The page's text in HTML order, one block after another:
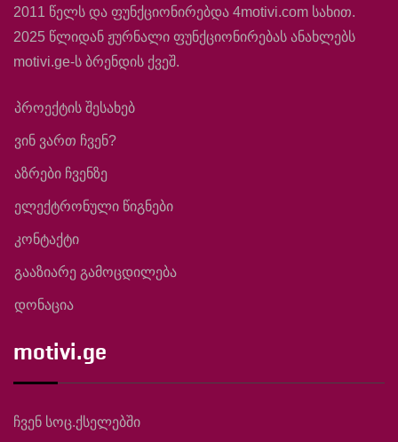
2011 წელს და ფუნქციონირებდა 4motivi.com სახით.
2025 წლიდან ჟურნალი ფუნქციონირებას ანახლებს
motivi.ge-ს ბრენდის ქვეშ.
პროექტის შესახებ
ვინ ვართ ჩვენ?
აზრები ჩვენზე
ელექტრონული წიგნები
კონტაქტი
გააზიარე გამოცდილება
დონაცია
motivi.ge
ჩვენ სოც.ქსელებში